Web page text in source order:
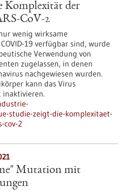
Komplexität der
CoV-2
wenig wirksame
19 verfügbar sind, wurde
Verwendung von
zugelassen, in denen
nachgewiesen wurden.
kann das Virus
inaktivieren.
studie-zeigt-die-komplexitaet-
cov-2
Mutation mit